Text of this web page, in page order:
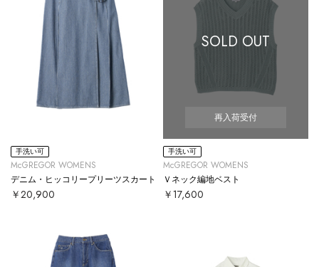
手洗い可
McGREGOR WOMENS
デニム・ヒッコリープリーツスカート
￥20,900
SOLD OUT
再入荷受付
手洗い可
McGREGOR WOMENS
Ｖネック編地ベスト
￥17,600